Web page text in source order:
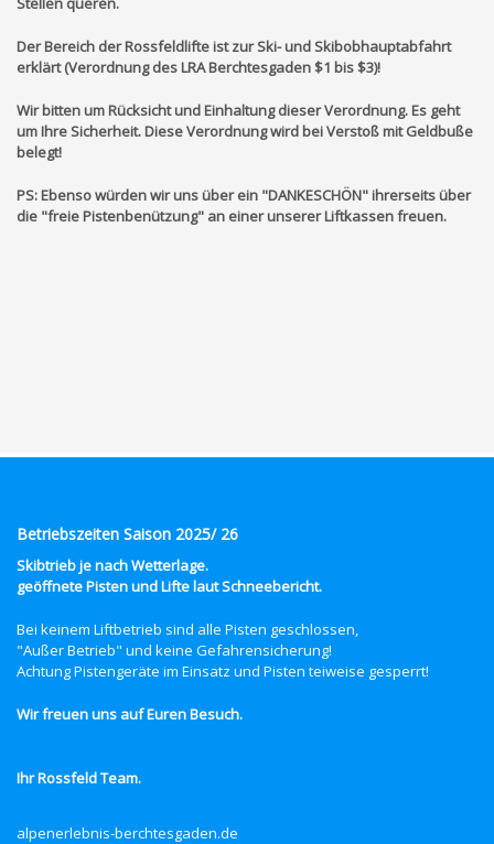
Der Bereich der Rossfeldlifte ist zur Ski- und Skibobhauptabfahrt
erklärt (Verordnung des LRA Berchtesgaden $1 bis $3)!
Wir bitten um Rücksicht und Einhaltung dieser Verordnung. Es geht
um Ihre Sicherheit. Diese Verordnung wird bei Verstoß mit Geldbuße
belegt!
PS: Ebenso würden wir uns über ein "DANKESCHÖN" ihrerseits über
die "freiePistenbenützung" an einer unserer Liftkassen freuen.
Betriebszeiten Saison 2025/ 26
Skibtrieb je nach Wetterlage.
geöffnete Pisten und Lifte laut Schneebericht.
Bei keinem Liftbetrieb sind alle Pisten geschlossen,
"Außer Betrieb" und keine Gefahrensicherung!
Achtung Pistengeräte im Einsatz und Pisten teiweise gesperrt!
Wir freuen uns auf Euren Besuch.
Ihr Rossfeld Team.
alpenerlebnis-berchtesgaden.de